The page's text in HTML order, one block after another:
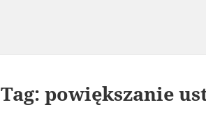
Tag:powiększanie